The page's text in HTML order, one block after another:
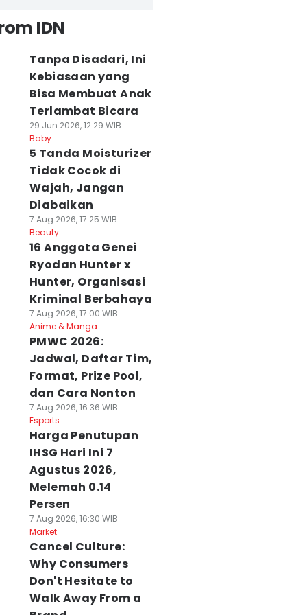
IDN
Tanpa Disadari, Ini
Kebiasaan yang
Bisa Membuat Anak
Terlambat Bicara
29 Jun 2026, 12:29 WIB
Baby
5 Tanda Moisturizer
Tidak Cocok di
Wajah, Jangan
Diabaikan
7 Aug 2026, 17:25 WIB
Beauty
16 Anggota Genei
Ryodan Hunter x
Hunter, Organisasi
Kriminal Berbahaya
7 Aug 2026, 17:00 WIB
Anime & Manga
PMWC 2026:
Jadwal, Daftar Tim,
Format, Prize Pool,
dan Cara Nonton
7 Aug 2026, 16:36 WIB
Esports
Harga Penutupan
IHSG Hari Ini 7
Agustus 2026,
Melemah 0.14
Persen
7 Aug 2026, 16:30 WIB
Market
Cancel Culture:
Why Consumers
Don't Hesitate to
Walk Away From a